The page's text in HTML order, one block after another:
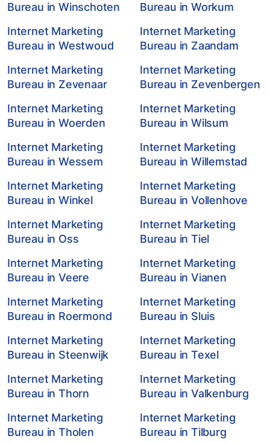
Bureau in Winschoten
Bureau in Workum
Internet Marketing
Bureau in Westwoud
Internet Marketing
Bureau in Zaandam
Internet Marketing
Bureau in Zevenaar
Internet Marketing
Bureau in Zevenbergen
Internet Marketing
Bureau in Woerden
Internet Marketing
Bureau in Wilsum
Internet Marketing
Bureau in Wessem
Internet Marketing
Bureau in Willemstad
Internet Marketing
Bureau in Winkel
Internet Marketing
Bureau in Vollenhove
Internet Marketing
Bureau in Oss
Internet Marketing
Bureau in Tiel
Internet Marketing
Bureau in Veere
Internet Marketing
Bureau in Vianen
Internet Marketing
Bureau in Roermond
Internet Marketing
Bureau in Sluis
Internet Marketing
Bureau in Steenwijk
Internet Marketing
Bureau in Texel
Internet Marketing
Bureau in Thorn
Internet Marketing
Bureau in Valkenburg
Internet Marketing
Bureau in Tholen
Internet Marketing
Bureau in Tilburg